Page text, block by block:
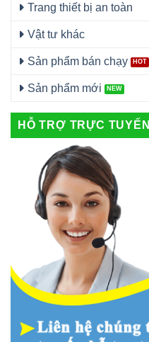
Trang thiết bị an toàn
Vật tư khác
Sản phẩm bán chạy
Sản phẩm mới
HỖ TRỢ TRỰC TUYẾN